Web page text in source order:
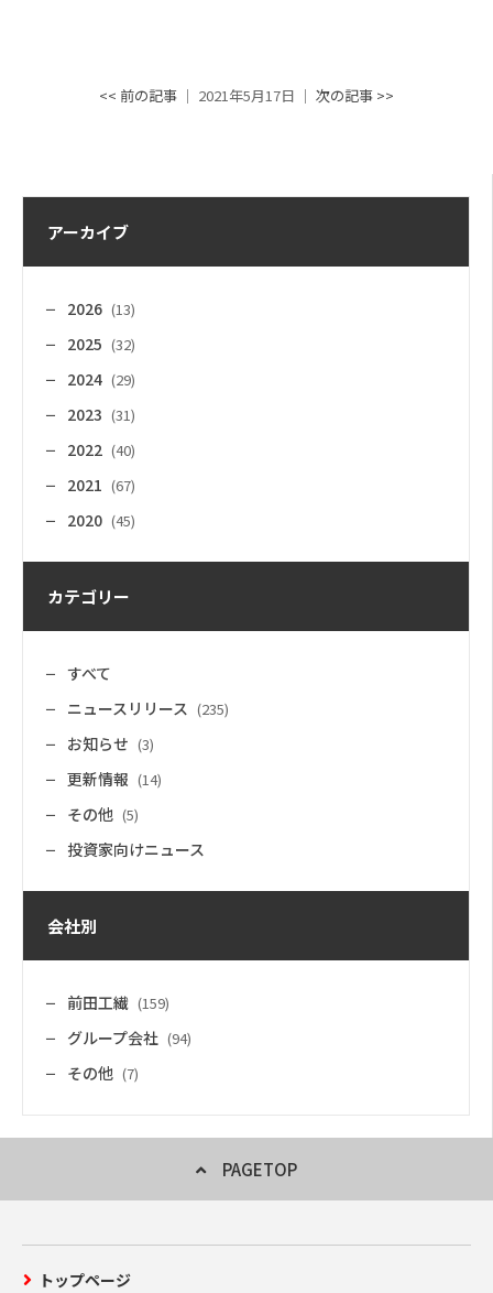
アーカイブ
2026 (13)
2025 (32)
2024 (29)
2023 (31)
2022 (40)
2021 (67)
2020 (45)
カテゴリー
すべて
ニュースリリース (235)
お知らせ (3)
更新情報 (14)
その他 (5)
投資家向けニュース
会社別
前田工繊 (159)
グループ会社 (94)
その他 (7)
<< 前の記事 │ 2021年5月17日 │ 次の記事 >>
PAGETOP
トップページ